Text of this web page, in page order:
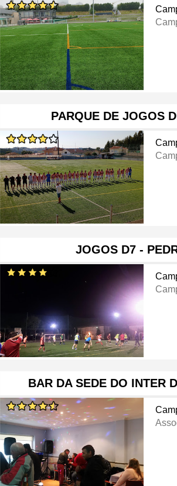
PARQUE DE JOGOS
JOGOS D7 -
BAR DA SEDE DO INTER